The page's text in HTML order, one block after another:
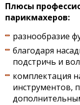
Плюсы
парикмахеров:
разнообразие
благодаря
подстричь и
комплектация
инструментов,